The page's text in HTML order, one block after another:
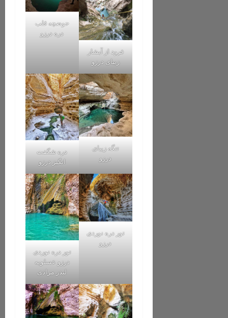
فرود از آبشار
زیبای درزو
حوضچه قلب
دره درزو
تنگه زیبای
درزو
دره شگفت
انگیز درزو
تور دره نوردی
درزو
تور دره نوردی
درزو عسلویه
لیدر مرادی